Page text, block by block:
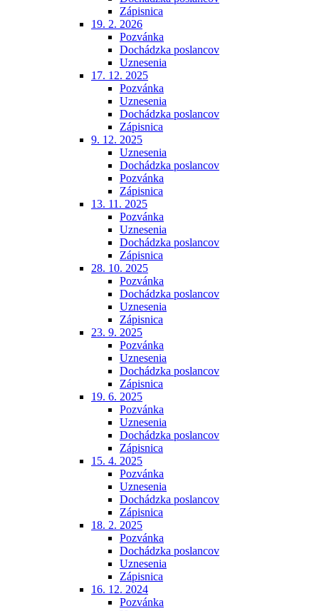
Zápisnica
19. 2. 2026
Pozvánka
Dochádzka poslancov
Uznesenia
17. 12. 2025
Pozvánka
Uznesenia
Dochádzka poslancov
Zápisnica
9. 12. 2025
Uznesenia
Dochádzka poslancov
Pozvánka
Zápisnica
13. 11. 2025
Pozvánka
Uznesenia
Dochádzka poslancov
Zápisnica
28. 10. 2025
Pozvánka
Dochádzka poslancov
Uznesenia
Zápisnica
23. 9. 2025
Pozvánka
Uznesenia
Dochádzka poslancov
Zápisnica
19. 6. 2025
Pozvánka
Uznesenia
Dochádzka poslancov
Zápisnica
15. 4. 2025
Pozvánka
Uznesenia
Dochádzka poslancov
Zápisnica
18. 2. 2025
Pozvánka
Dochádzka poslancov
Uznesenia
Zápisnica
16. 12. 2024
Pozvánka